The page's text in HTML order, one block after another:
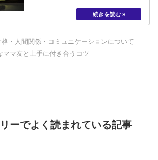
格・人間関係・コミュニケーションについて
ママ友と上手に付き合うコツ
ーでよく読まれている記事